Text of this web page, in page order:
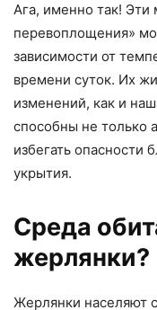
Ага, именно так! Эти
перевоплощения»
зависимости от
времени суток. Их
изменений, как и
способны не только
избегать опасности
укрытия.
Среда
жерлянки?
Жерлянки населяют